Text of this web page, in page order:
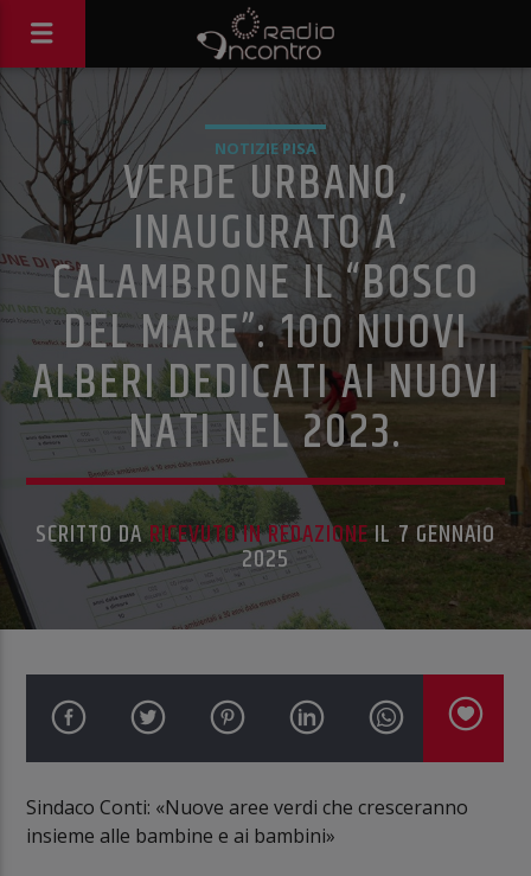
NOTIZIE PISA
VERDE URBANO,
INAUGURATO A
CALAMBRONE IL “BOSCO
DEL MARE”: 100 NUOVI
ALBERI DEDICATI AI NUOVI
NATI NEL 2023.
SCRITTO DARICEVUTO IN REDAZIONEIL 7 GENNAIO
2025
Sindaco Conti: «Nuove aree verdi che cresceranno
insieme alle bambine e ai bambini»